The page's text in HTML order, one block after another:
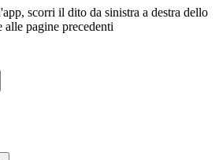
scorri il dito da sinistra a destra dello
alle pagine precedenti